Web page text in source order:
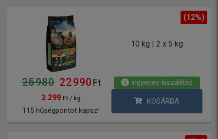
10 kg | 2 x 5 kg
(12%)
25 980 22 990 Ft
2 299 Ft / kg
115 hűségpontot kapsz!
Ingyenes kiszállítás
KOSÁRBA